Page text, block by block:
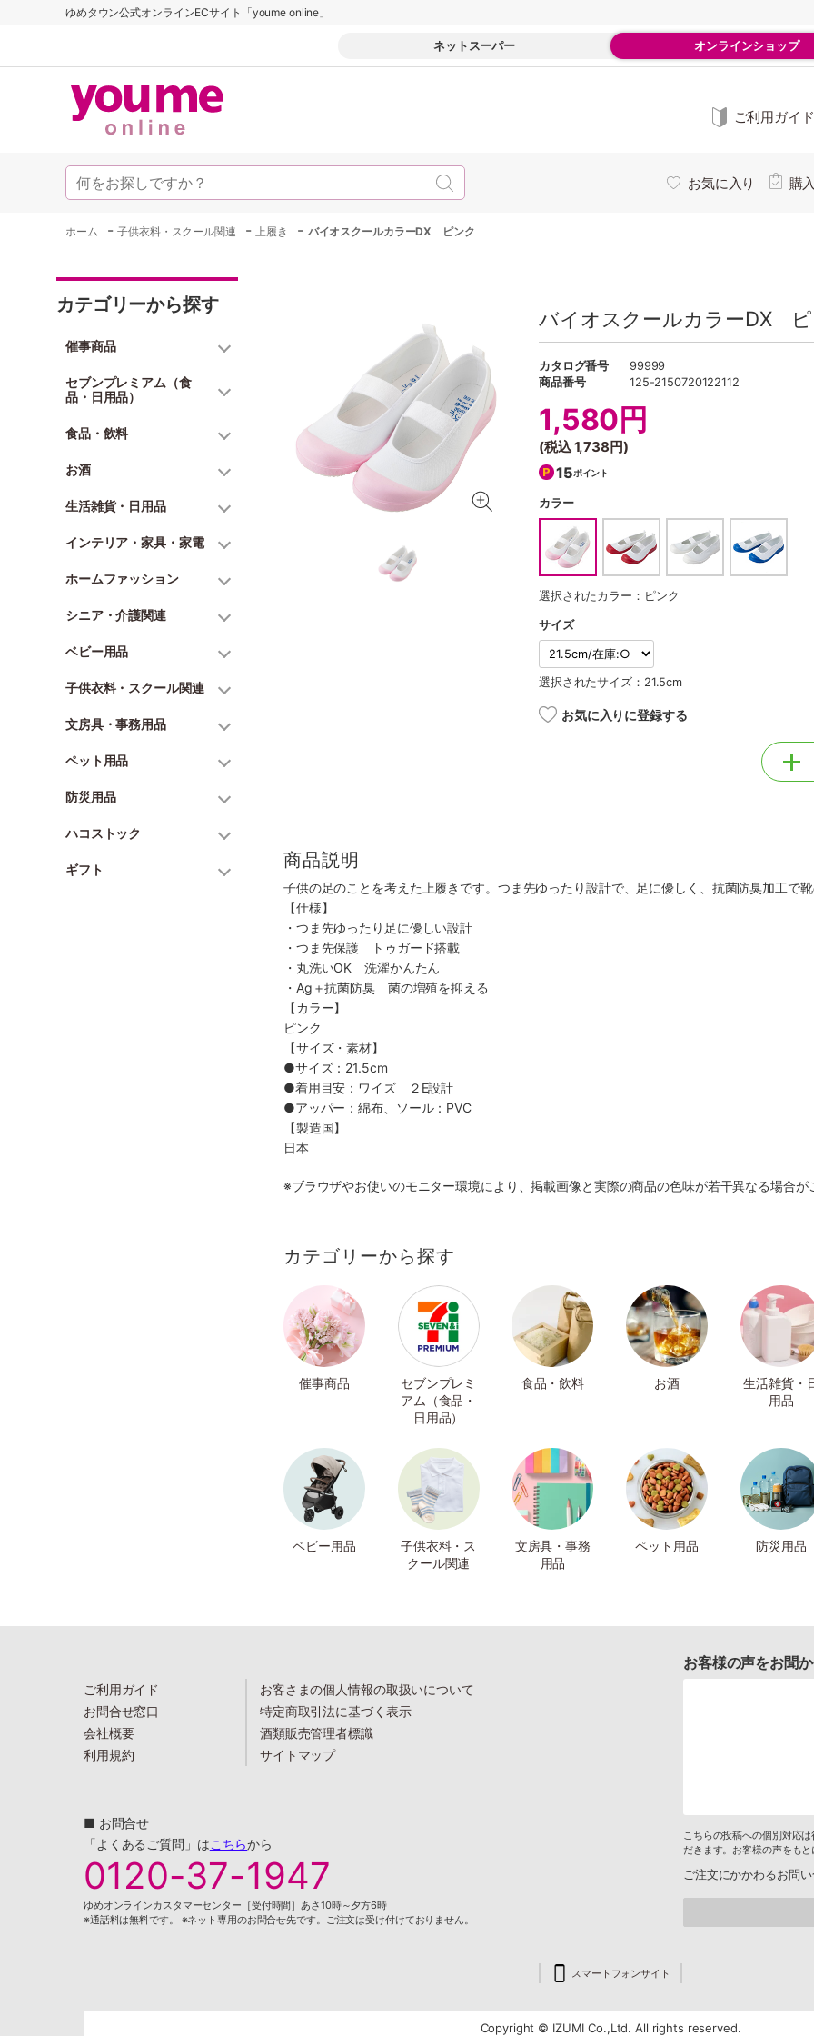
ゆめタウン公式オンラインECサイト「youme online」
ネットスーパー オンラインショップ
ご利用ガイド
お気に入り 購
ホーム -子供衣料・スクール関連 -上履き - バイオスクールカラーDX ピンク
カテゴリーから探す
催事商品
セブンプレミアム（食
品・日用品）
食品・飲料
お酒
生活雑貨・日用品
インテリア・家具・家電
ホームファッション
シニア・介護関連
ベビー用品
子供衣料・スクール関連
文房具・事務用品
ペット用品
防災用品
ハコストック
ギフト
バイオスクールカラーDX ピ
カタログ番号
99999
商品番号
125-2150720122112
1,580円
(税込1,738円)
15ポイント
カラー
選択されたカラー：ピンク
サイズ
選択されたサイズ：21.5cm
お気に入りに登録する
商品説明
子供の足のことを考えた上履きです。つま先ゆったり設計で、足に優しく、抗菌防臭加工で靴
【仕様】
・つま先ゆったり足に優しい設計
・つま先保護 トゥガード搭載
・丸洗いOK 洗濯かんたん
・Ag＋抗菌防臭 菌の増殖を抑える
【カラー】
ピンク
【サイズ・素材】
●サイズ：21.5cm
●着用目安：ワイズ ２E設計
●アッパー：綿布、ソール：PVC
【製造国】
日本
※ブラウザやお使いのモニター環境により、掲載画像と実際の商品の色味が若干異なる場合が
カテゴリーから探す
催事商品
セブンプレミ
アム（食品・
日用品）
食品・飲料 お酒
生活雑貨・
用品
ベビー用品
子供衣料・ス
クール関連
文房具・事務
用品
ペット用品 防災用品
ご利用ガイド
お問合せ窓口
会社概要
利用規約
お客さまの個人情報の取扱いについて
特定商取引法に基づく表示
酒類販売管理者標識
サイトマップ
■ お問合せ
「よくあるご質問」はこちらから
0120-37-1947
ゆめオンラインカスタマーセンター［受付時間］あさ10時～夕方6時
※通話料は無料です。 ※ネット専用のお問合せ先です。ご注文は受け付けておりません。
お客様の声をお聞
こちらの投稿への個別対応
だきます。お客様の声をも
ご注文にかかわるお問
スマートフォンサイト
Copyright © IZUMI Co.,Ltd. All rights reserved.